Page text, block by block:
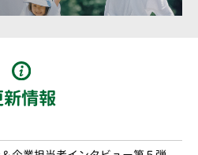
新情報